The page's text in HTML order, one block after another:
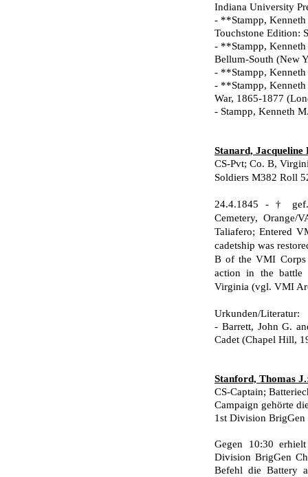
Indiana University
- **Stampp, Kenneth
Touchstone Edition:
- **Stampp,
Bellum-South (New
- **Stampp,
- **Stampp,
War, 1865-1877
- Stampp, Kenneth
Stanard, Jacqueline
CS-Pvt; Co. B,
Soldiers M382 Roll
24.4.1845 - † gef.
Cemetery, Orange/
Taliafero; Entered
cadetship was
B of the VMI
action in the battle
Virginia (vgl. VMI
Urkunden/Literatur:
- Barrett, John G.
Cadet (Chapel Hill,
Stanford, Thomas
CS-Captain;
Campaign gehörte
1st Division
Gegen 10:30
Division BrigGen
Befehl die Battery